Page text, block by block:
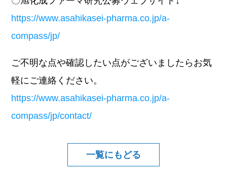
https://www.asahikasei-pharma.co.jp/a-
compass/jp/
ご不明な点や確認したい点がございましたらお気
軽にご連絡ください。
https://www.asahikasei-pharma.co.jp/a-
compass/jp/contact/
一覧にもどる